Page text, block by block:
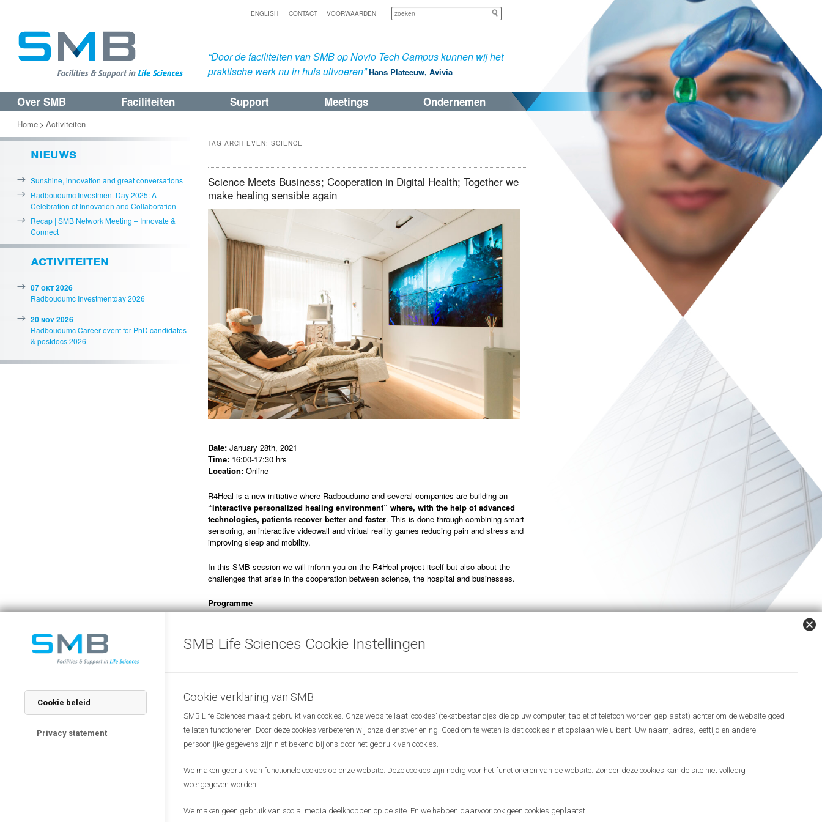
ENGLISH CONTACT VOORWAARDEN
“Door de faciliteiten van SMB op Novio Tech Campus kunnen wij het
praktische werk nu in huis uitvoeren” Hans Plateeuw, Avivia
Spring
naar
de
primaire
inhoud
Spring
naar
de
secundaire
inhoud
Over SMB Faciliteiten Support Meetings Ondernemen
TAG ARCHIEVEN: SCIENCE
Science Meets Business; Cooperation in Digital Health; Together we
make healing sensible again
Date: January 28th, 2021
Time: 16:00-17:30 hrs
Location: Online
R4Heal is a new initiative where Radboudumc and several companies are building an
“interactive personalized healing environment” where, with the help of advanced
technologies, patients recover better and faster. This is done through combining smart
sensoring, an interactive videowall and virtual reality games reducing pain and stress and
improving sleep and mobility.
In this SMB session we will inform you on the R4Heal project itself but also about the
challenges that arise in the cooperation between science, the hospital and businesses.
Programme
15:55:Login
-Opening by Martijn Kriens(Business Support manager Briskr)
-Digital Health by Tom van de Belt(ass. professor Digital Health Radboudumc & Digital
-Arbol Healthcare(Robert Muijsers)
Online networking in break-out rooms
17:30:End of event
Presentations are in English and the entrance is free. We welcome new guests, so please
We look forward to meeting you!
knowledge in the world of science and business.
Home > Activiteiten
nieuws
Sunshine, innovation and great conversations
Radboudumc Investment Day 2025: A
Celebration of Innovation and Collaboration
Recap | SMB Network Meeting – Innovate &
Connect
activiteiten
07 okt 2026
Radboudumc Investmentday 2026
20 nov 2026
Radboudumc Career event for PhD candidates
& postdocs 2026
SMB Life Sciences Cookie Instellingen
Cookie beleid
Privacy statement
Cookie verklaring van SMB
SMB Life Sciences maakt gebruikt van cookies. Onze website laat ‘cookies’ (tekstbestandjes die op uw computer, tablet of telefoon worden geplaatst) achter om de website goed
te laten functioneren. Door deze cookies verbeteren wij onze dienstverlening. Goed om te weten is dat cookies niet opslaan wie u bent. Uw naam, adres, leeftijd en andere
persoonlijke gegevens zijn niet bekend bij ons door het gebruik van cookies.
We maken gebruik van functionele cookies op onze website. Deze cookies zijn nodig voor het functioneren van de website. Zonder deze cookies kan de site niet volledig
weergegeven worden.
We maken geen gebruik van social media deelknoppen op de site. En we hebben daarvoor ook geen cookies geplaatst.